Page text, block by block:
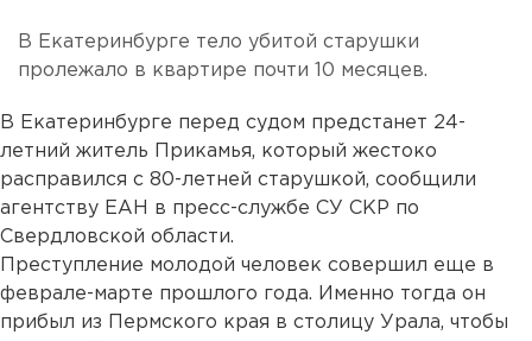
В Екатеринбурге тело убитой старушки
пролежало в квартире почти 10 месяцев.
В Екатеринбурге перед судом предстанет 24-
летний житель Прикамья, который жестоко
расправился с 80-летней старушкой, сообщили
агентству ЕАН в пресс-службе СУ СКР по
Свердловской области.
Преступление молодой человек совершил еще в
феврале-марте прошлого года. Именно тогда он
прибыл из Пермского края в столицу Урала, чтобы